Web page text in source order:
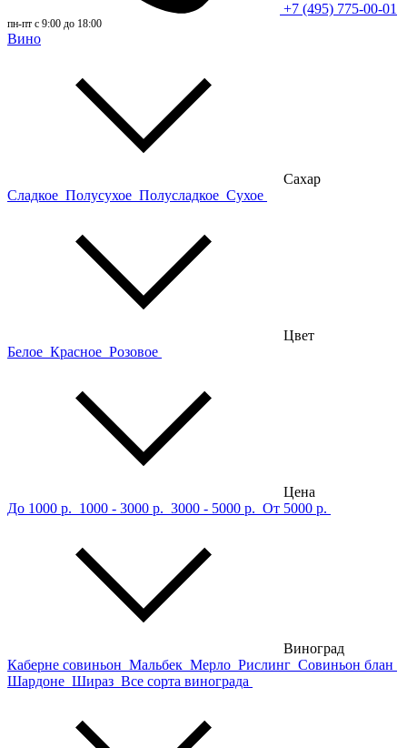
+7 (495) 775-00-01
пн-пт с 9:00 до 18:00
Вино
Сахар
Сладкое Полусухое Полусладкое Сухое
Цвет
Белое Красное Розовое
Цена
До 1000 р. 1000 - 3000 р. 3000 - 5000 р. От 5000 р.
Виноград
Каберне совиньон Мальбек Мерло Рислинг Совиньон блан
Шардоне Шираз Все сорта винограда